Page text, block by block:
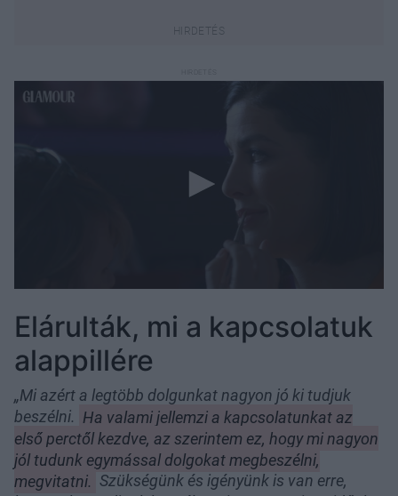
Elárulták, mi a kapcsolatuk
alappillére
„Mi azért a legtöbb dolgunkat nagyon jó ki tudjuk
beszélni. Ha valami jellemzi a kapcsolatunkat az
első perctől kezdve, az szerintem ez, hogy mi nagyon
jól tudunk egymással dolgokat megbeszélni,
megvitatni.
Szükségünk és igényünk is van erre,